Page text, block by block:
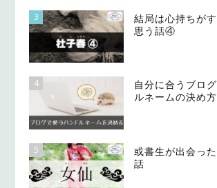
3
結局は心持ちが
思う話④
4
自分に合うブロ
ルネームの決め方
5
或書生が出会っ
話